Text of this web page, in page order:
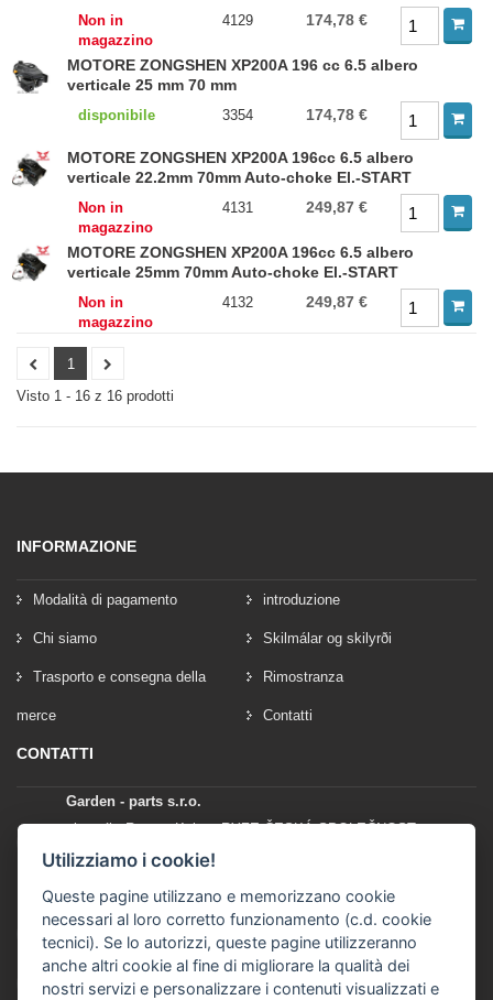
Non in
magazzino
4129 174,78 €
MOTORE ZONGSHEN XP200A 196 cc 6.5 albero
verticale 25 mm 70 mm
disponibile 3354 174,78 €
MOTORE ZONGSHEN XP200A 196cc 6.5 albero
verticale 22.2mm 70mm Auto-choke El.-START
Non in
magazzino
4131 249,87 €
MOTORE ZONGSHEN XP200A 196cc 6.5 albero
verticale 25mm 70mm Auto-choke El.-START
Non in
magazzino
4132 249,87 €
1
Visto 1 - 16 z 16 prodotti
INFORMAZIONE
Modalità di pagamento introduzione
Chi siamo Skilmálar og skilyrði
Trasporto e consegna della
merce
Rimostranza
Contatti
CONTATTI
Garden - parts s.r.o.
vlastník: Roman Kylar - RYZE ČESKÁ SPOLEČNOST
Mladějov na Moravě 153
+420 777 96 96 03
info@garden-parts.cz
Utilizziamo i cookie!
Queste pagine utilizzano e memorizzano cookie
necessari al loro corretto funzionamento (c.d. cookie
tecnici). Se lo autorizzi, queste pagine utilizzeranno
anche altri cookie al fine di migliorare la qualità dei
nostri servizi e personalizzare i contenuti visualizzati e